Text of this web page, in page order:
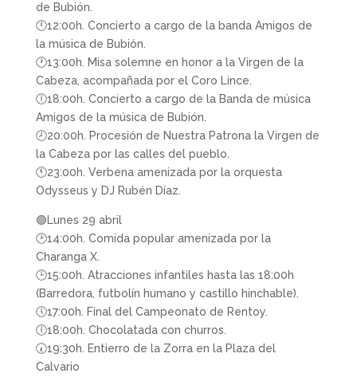
de Bubión.
🕛12:00h. Concierto a cargo de la banda Amigos de
la música de Bubión.
🕐13:00h. Misa solemne en honor a la Virgen de la
Cabeza, acompañada por el Coro Lince.
🕕18:00h. Concierto a cargo de la Banda de música
Amigos de la música de Bubión.
🕗20:00h. Procesión de Nuestra Patrona la Virgen de
la Cabeza por las calles del pueblo.
🕚23:00h. Verbena amenizada por la orquesta
Odysseus y DJ Rubén Díaz.
🟢Lunes 29 abril
🕑14:00h. Comida popular amenizada por la
Charanga X.
🕒15:00h. Atracciones infantiles hasta las 18:00h
(Barredora, futbolín humano y castillo hinchable).
🕔17:00h. Final del Campeonato de Rentoy.
🕕18:00h. Chocolatada con churros.
🕢19:30h. Entierro de la Zorra en la Plaza del
Calvario